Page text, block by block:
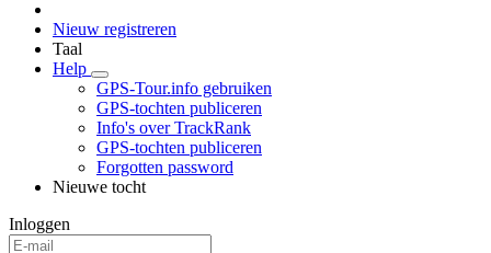
Nieuw registreren
Taal
Help
GPS-Tour.info gebruiken
GPS-tochten publiceren
Info's over TrackRank
GPS-tochten publiceren
Forgotten password
Nieuwe tocht
Inloggen